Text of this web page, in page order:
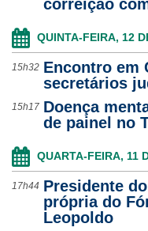
correição
QUINTA-FEIRA, 12
15h32 Encontro em
secretários
15h17 Doença
de painel no
QUARTA-FEIRA, 11
17h44 Presidente
própria do
Leopoldo